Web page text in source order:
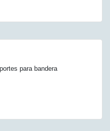
para bandera